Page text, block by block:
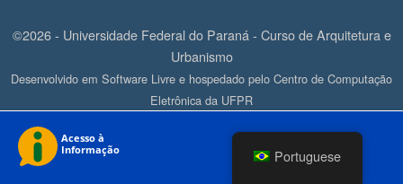
©2026 - Universidade Federal do Paraná - Curso de Arquitetura e
Urbanismo
Desenvolvido em Software Livre e hospedado pelo Centro de Computação
Eletrônica da UFPR
Portuguese